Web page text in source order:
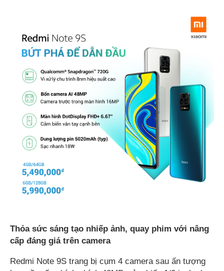
Thỏa sức sáng tạo nhiếp ảnh, quay phim với nâng
cấp đáng giá trên camera
Redmi Note 9S trang bị cụm 4 camera sau ấn tượng